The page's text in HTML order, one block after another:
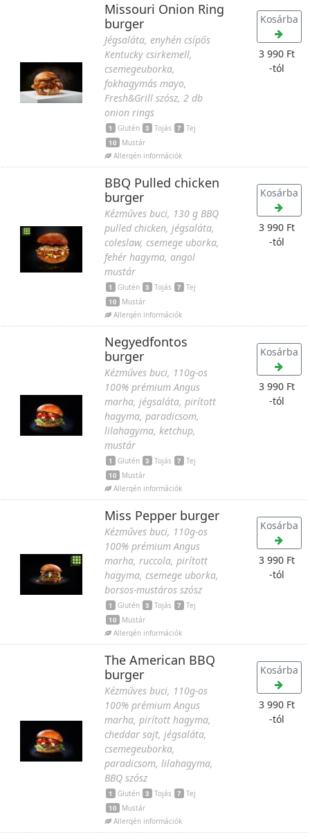
Missouri Onion Ring
burger
Jégsaláta, enyhén csípős
Kentucky csirkemell,
csemegeuborka,
fokhagymás mayo,
Fresh&Grill szósz, 2 db
onion rings
1 Glutén 3 Tojás 7 Tej
10
Mustár
Allergén információk
3 990 Ft
-tól
Kosárba
BBQ Pulled chicken
burger
Kézműves buci, 130 g BBQ
pulled chicken, jégsaláta,
coleslaw, csemege uborka,
fehér hagyma, angol
mustár
1 Glutén 3 Tojás 7 Tej
10
Mustár
Allergén információk
3 990 Ft
-tól
Kosárba
Negyedfontos
burger
Kézműves buci, 110g-os
100% prémium Angus
marha, jégsaláta, pirított
hagyma, paradicsom,
lilahagyma, ketchup,
mustár
1 Glutén 3 Tojás 7 Tej
10
Mustár
Allergén információk
3 990 Ft
-tól
Kosárba
Miss Pepper burger
Kézműves buci, 110g-os
100% prémium Angus
marha, ruccola, pirított
hagyma, csemege uborka,
borsos-mustáros szósz
1 Glutén 3 Tojás 7 Tej
10
Mustár
Allergén információk
3 990 Ft
-tól
Kosárba
The American BBQ
burger
Kézműves buci, 110g-os
100% prémium Angus
marha, pirított hagyma,
cheddar sajt, jégsaláta,
csemegeuborka,
paradicsom, lilahagyma,
BBQ szósz
1 Glutén 3 Tojás 7 Tej
10
Mustár
Allergén információk
3 990 Ft
-tól
Kosárba